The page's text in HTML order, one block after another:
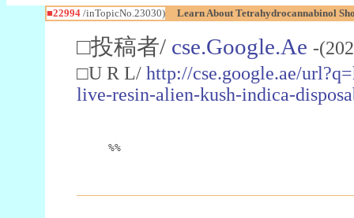
■22994/inTopicNo.23030) Learn About Tetrahydrocannabinol
□投稿者/ cse.Google.Ae -
□U R L/ http://cse.google.ae/
live-resin-alien-kush-indica-
%%